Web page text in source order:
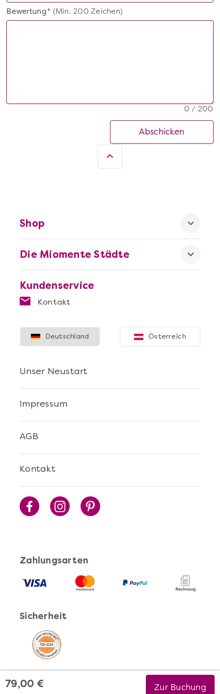
79,00 € Zur Buchung
*
Bewertung(Min. 200 Zeichen)
0 / 200
Abschicken
Kundenservice
Kontakt
Die Miomente Städte
Shop
Zahlungsarten
Sicherheit
Kontakt
AGB
Impressum
Unser Neustart
Deutschland Österreich